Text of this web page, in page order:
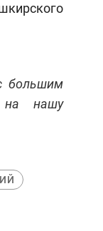
большим
на нашу